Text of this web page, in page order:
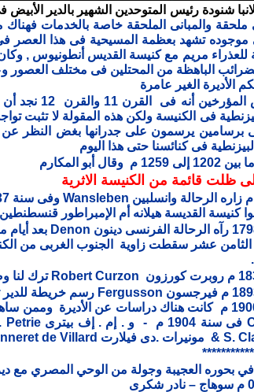
شنودة رئيس المتوحدين الشهير بالدير
ملحقة والمبانى الملحقة خاصة بالخدمات
موجوده تشهد بعظمة المسيحية فى هذا
للعذراء مريم مع كنيسة القديس أنطونيوس ,
الباهظة من المحتلين فى مختلف العصور
الأديرة الغير عامرة
أنه فى
القرن
فى الكنيسة ولكن هذه المقولة لا تثبت
برسامين يرسمون على جدرانها بغض النظر عن
فى كنائسنا حتى هذا اليوم
أبو المكارم
ظلت قائمة من الكنيسة الاثرية
كنيسة القديسة هيلانه أم الإمبراطور
عشر سقطت زاوية الجنوب الغربى من
بحوره العجيبة وجولة من الوحي المصري مع دير